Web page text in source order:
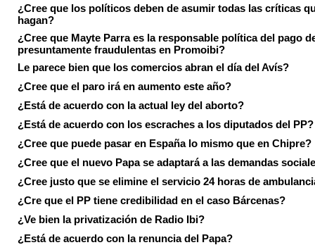
¿Cree que los políticos deben de asumir todas las críticas
hagan?
¿Cree que Mayte Parra es la responsable política del pago
presuntamente fraudulentas en Promoibi?
Le parece bien que los comercios abran el día del Avís?
¿Cree que el paro irá en aumento este año?
¿Está de acuerdo con la actual ley del aborto?
¿Está de acuerdo con los escraches a los diputados del PP?
¿Cree que puede pasar en España lo mismo que en Chipre?
¿Cree que el nuevo Papa se adaptará a las demandas
¿Cree justo que se elimine el servicio 24 horas de
¿Cre que el PP tiene credibilidad en el caso Bárcenas?
¿Ve bien la privatización de Radio Ibi?
¿Está de acuerdo con la renuncia del Papa?